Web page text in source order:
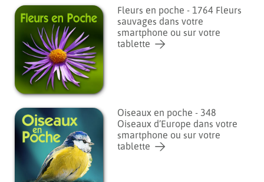
Fleurs en poche - 1764 Fleurs
sauvages dans votre
smartphone ou sur votre
tablette
Oiseaux en poche - 348
Oiseaux d’Europe dans votre
smartphone ou sur votre
tablette